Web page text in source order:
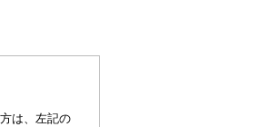
は、左記の